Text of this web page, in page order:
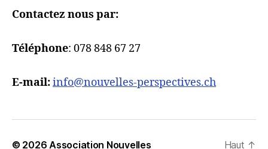
Contactez nous par:
Téléphone: 078 848 67 27
E-mail:info@nouvelles-perspectives.ch
© 2026 Association Nouvelles Haut ↑